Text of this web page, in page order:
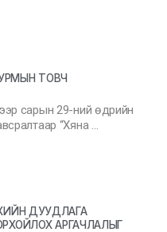
ТОВЧ
сарын 29-ний өдрийн
“Хяна …
ДУУДЛАГА
АРГАЧЛАЛЫГ